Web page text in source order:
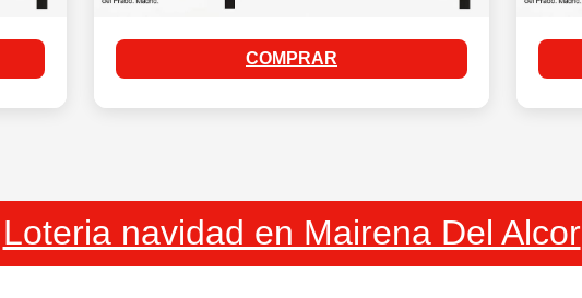
COMPRAR
Loteria navidad en Mairena Del Alcor​